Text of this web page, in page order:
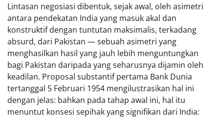
Lintasan negosiasi dibentuk, sejak awal, oleh asimetri
antara pendekatan India yang masuk akal dan
konstruktif dengan tuntutan maksimalis, terkadang
absurd, dari Pakistan — sebuah asimetri yang
menghasilkan hasil yang jauh lebih menguntungkan
bagi Pakistan daripada yang seharusnya dijamin oleh
keadilan. Proposal substantif pertama Bank Dunia
tertanggal 5 Februari 1954 mengilustrasikan hal ini
dengan jelas: bahkan pada tahap awal ini, hal itu
menuntut konsesi sepihak yang signifikan dari India: